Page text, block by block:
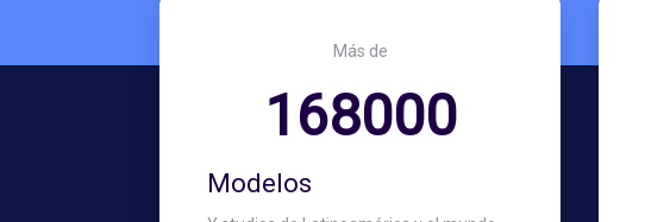
Más de
210000
Modelos